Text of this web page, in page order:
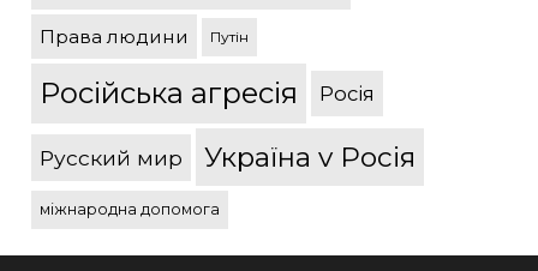
Права людини Путін
Російська агресія Росія
Русский мир Україна v Росія
міжнародна допомога